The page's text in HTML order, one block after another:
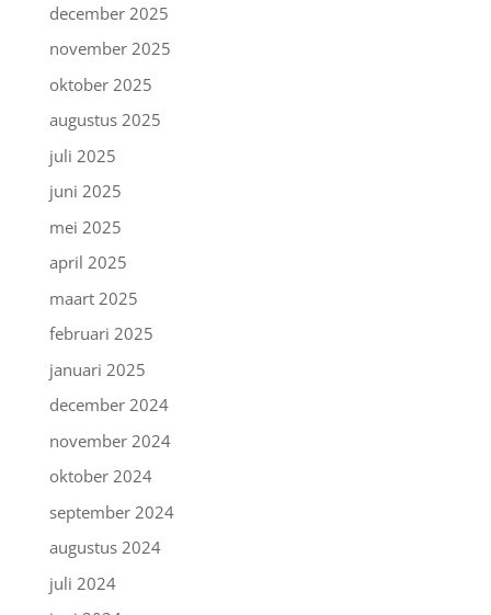
december 2025
november 2025
oktober 2025
augustus 2025
juli 2025
juni 2025
mei 2025
april 2025
maart 2025
februari 2025
januari 2025
december 2024
november 2024
oktober 2024
september 2024
augustus 2024
juli 2024